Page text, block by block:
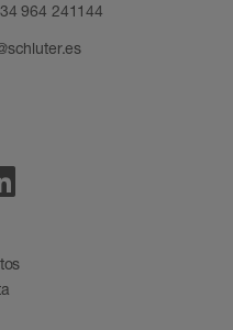
964 241144
Linkedin